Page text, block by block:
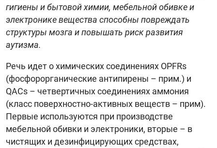
гигиены и бытовой химии, мебельной обивке и
электронике вещества способны повреждать
структуры мозга и повышать риск развития
аутизма.
Речь идет о химических соединениях OPFRs
(фосфорорганические антипирены – прим.) и
QACs – четвертичных соединениях аммония
(класс поверхностно-активных веществ – прим).
Первые используются при производстве
мебельной обивки и электроники, вторые – в
чистящих и дезинфицирующих средствах,